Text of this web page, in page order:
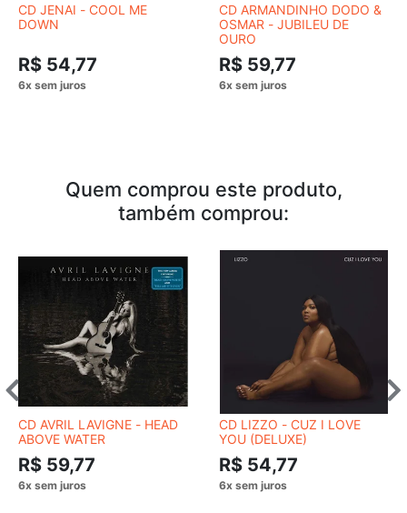
CD JENAI - COOL ME
DOWN
R$ 54,77
CD ARMANDINHO DODO &
OSMAR - JUBILEU DE
OURO
R$ 59,77
Quem comprou este produto,
também comprou:
CD AVRIL LAVIGNE - HEAD
ABOVE WATER
R$ 59,77
CD LIZZO - CUZ I LOVE
YOU (DELUXE)
R$ 54,77